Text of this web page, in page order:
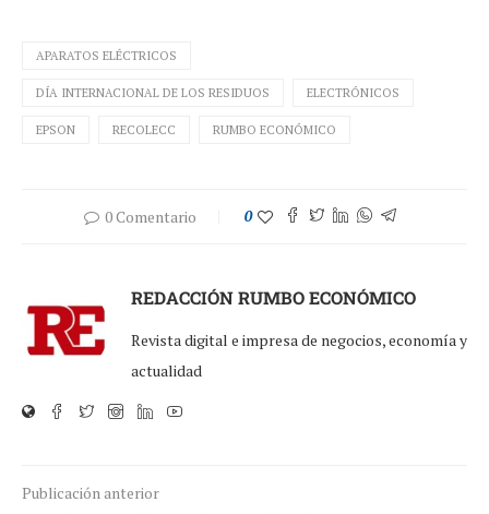
APARATOS ELÉCTRICOS
DÍA INTERNACIONAL DE LOS RESIDUOS ELECTRÓNICOS
EPSON RECOLECC RUMBO ECONÓMICO
0 Comentario 0
REDACCIÓN RUMBO ECONÓMICO
Revista digital e impresa de negocios, economía y
actualidad
Publicación anterior